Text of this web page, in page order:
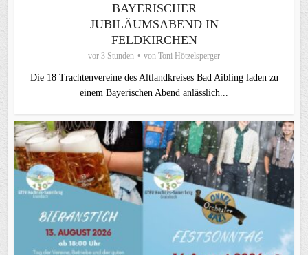
BAYERISCHER
JUBILÄUMSABEND IN
FELDKIRCHEN
vor 3 Stunden von Toni Hötzelsperger
Die 18 Trachtenvereine des Altlandkreises Bad Aibling laden zu
einem Bayerischen Abend anlässlich...